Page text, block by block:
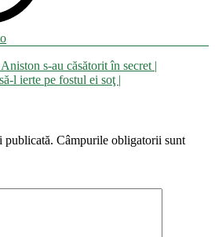
s-au căsătorit în secret |
l ierte pe fostul ei soţ |
publicată. Câmpurile obligatorii sunt